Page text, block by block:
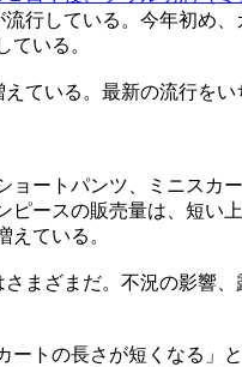
行している。今年初
ている。
ている。最新の流行
ョートパンツ、ミニス
ースの販売量は、短
ている。
まざまだ。不況の影
トの長さが短くなる